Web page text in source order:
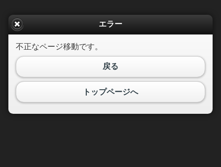
エラー
不正なページ移動です。
戻る
トップページへ